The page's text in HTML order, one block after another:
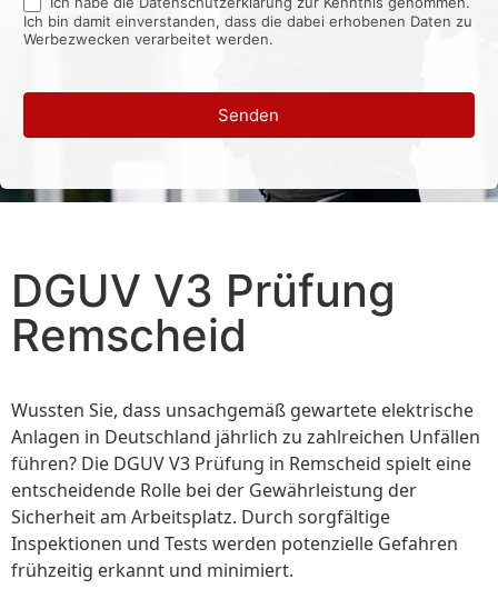
Ich bin damit einverstanden, dass die dabei erhobenen Daten zu
Werbezwecken verarbeitet werden.
Senden
DGUV V3 Prüfung
Remscheid
Wussten Sie, dass unsachgemäß gewartete elektrische
Anlagen in Deutschland jährlich zu zahlreichen Unfällen
führen? Die DGUV V3 Prüfung in Remscheid spielt eine
entscheidende Rolle bei der Gewährleistung der
Sicherheit am Arbeitsplatz. Durch sorgfältige
Inspektionen und Tests werden potenzielle Gefahren
frühzeitig erkannt und minimiert.